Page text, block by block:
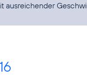
ausreichender